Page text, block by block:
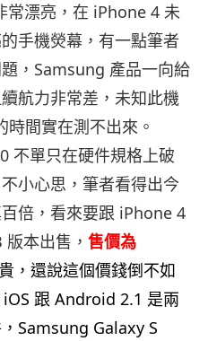
常漂亮，在 iPhone 4 未
手機熒幕，有一點筆者
，Samsung 產品一向給
航力非常差，未知此機
時間實在測不出來。
不單只在硬件規格上破
小心思，筆者看得出今
倍，看來要跟 iPhone 4
本出售， 售價為
，還說這個價錢倒不如
跟 Android 2.1 是兩
Samsung Galaxy S